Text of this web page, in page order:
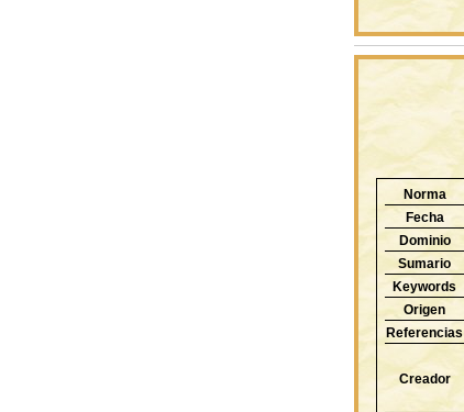
Norma
Fecha
Dominio
Sumario
Keywords
Origen
Referencias
Creador